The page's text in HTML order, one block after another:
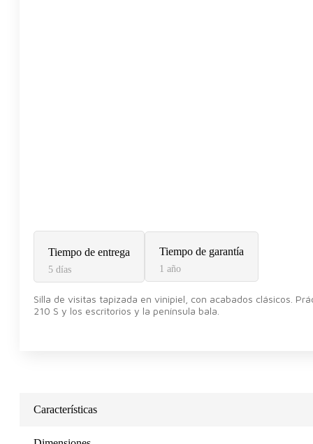
Tiempo de entrega
5 días
Tiempo de garantía
1 año
Silla de visitas tapizada en vinipiel, con acabados clásicos.
210 S y los escritorios y la península bala.
Características